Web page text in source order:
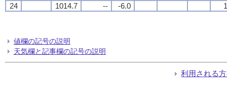
24
1014.7 -- -6.0
値欄の記号の説明
天気欄と記事欄の記号の説明
利用される